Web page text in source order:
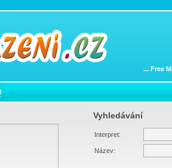
... Free
Vyhledávání
Interpret:
Název: